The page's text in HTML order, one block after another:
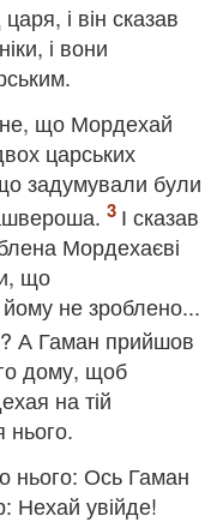
царя, і він сказав
і вони
що Мордехай
царських
задумували були
І сказав
Мордехаєві
що
не зроблено...
А Гаман прийшов
дому, щоб
на тій
нього.
нього: Ось Гаман
Нехай увійде!